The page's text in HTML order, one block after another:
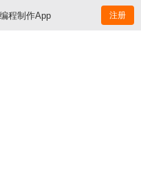
程制作App 注册